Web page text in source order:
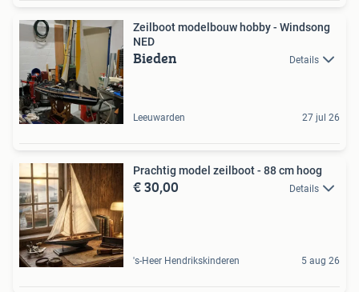
Zeilboot modelbouw hobby - Windsong
NED
Bieden Details
Leeuwarden 27 jul 26
Prachtig model zeilboot - 88 cm hoog
€ 30,00 Details
's-Heer Hendrikskinderen 5 aug 26